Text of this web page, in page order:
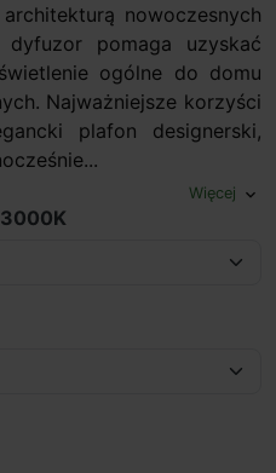
nowoczesnych
pomaga uzyskać
ogólne do domu
Najważniejsze korzyści
plafon designerski,
Więcej expand_more
3000K